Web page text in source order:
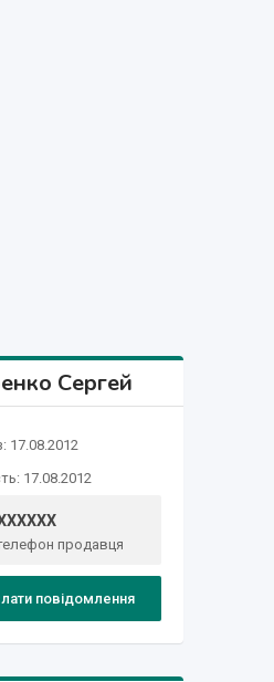
Сергей
17.08.2012
17.08.2012
продавця
повідомлення